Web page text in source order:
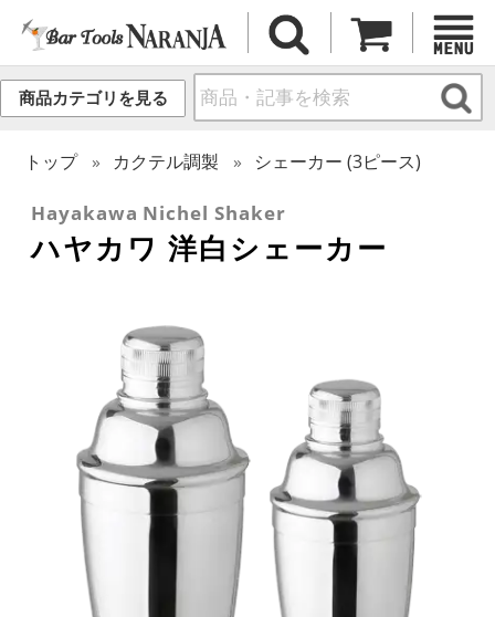
商品カテゴリを見る
トップ カクテル調製 シェーカー (3ピース)
Hayakawa Nichel Shaker
ハヤカワ 洋白シェーカー